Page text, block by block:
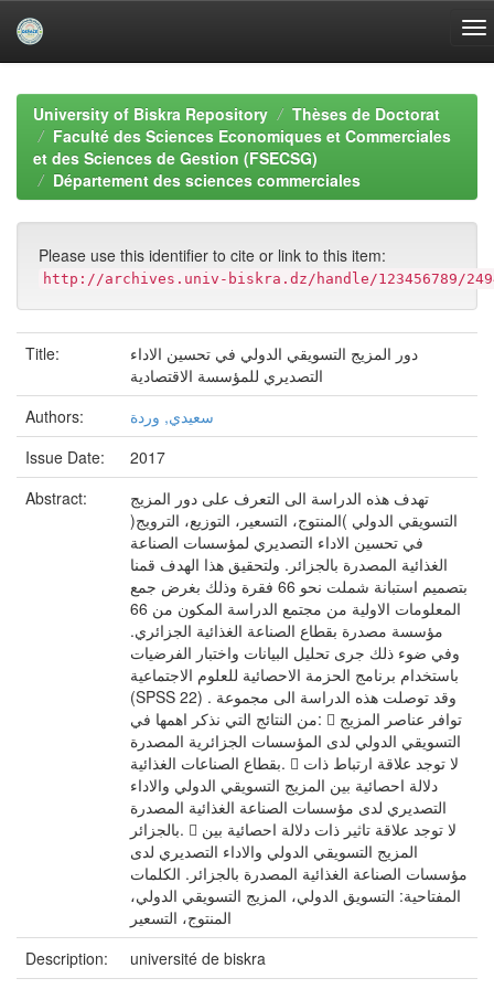
navigationUniversity of Biskra Repository
Thèses de Doctorat
Faculté des Sciences Economiques et Commerciales
et des Sciences de Gestion (FSECSG)
Département des sciences commerciales
Please use this identifier to cite or link to this item:
http://archives.univ-biskra.dz/handle/123456789/
Title:
دور المزيج التسويقي الدولي في تحسين الاداء
التصديري للمؤسسة الاقتصادية
Authors:
سعيدي, وردة
Issue Date:
2017
Abstract:
تهدف هذه الدراسة الى التعرف على دور المزيج
التسويقي الدولي )المنتوج، التسعير، التوزيع، الترويج(
في تحسين الاداء التصديري لمؤسسات الصناعة
الغذائية المصدرة بالجزائر. ولتحقيق هذا الهدف قمنا
بتصميم استبانة شملت نحو 66 فقرة وذلك بغرض جمع
المعلومات الاولية من مجتمع الدراسة المكون من 66
مؤسسة مصدرة بقطاع الصناعة الغذائية الجزائري.
وفي ضوء ذلك جرى تحليل البيانات واختبار الفرضيات
باستخدام برنامج الحزمة الاحصائية للعلوم الاجتماعية
(SPSS 22) . وقد توصلت هذه الدراسة الى مجموعة
من النتائج التي نذكر اهمها في:  توافر عناصر المزيج
التسويقي الدولي لدى المؤسسات الجزائرية المصدرة
بقطاع الصناعات الغذائية.  لا توجد علاقة ارتباط ذات
دلالة احصائية بين المزيج التسويقي الدولي والاداء
التصديري لدى مؤسسات الصناعة الغذائية المصدرة
بالجزائر.  لا توجد علاقة تاثير ذات دلالة احصائية بين
المزيج التسويقي الدولي والاداء التصديري لدى
مؤسسات الصناعة الغذائية المصدرة بالجزائر. الكلمات
المفتاحية: التسويق الدولي، المزيج التسويقي الدولي،
المنتوج، التسعير
Description:
université de biskra